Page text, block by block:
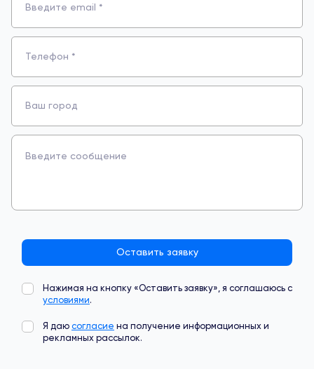
Введите email *
Телефон *
Ваш город
Введите сообщение
Оставить заявку
Нажимая на кнопку «Оставить заявку», я соглашаюсь с
условиями.
Я даю согласие на получение информационных и
рекламных рассылок.